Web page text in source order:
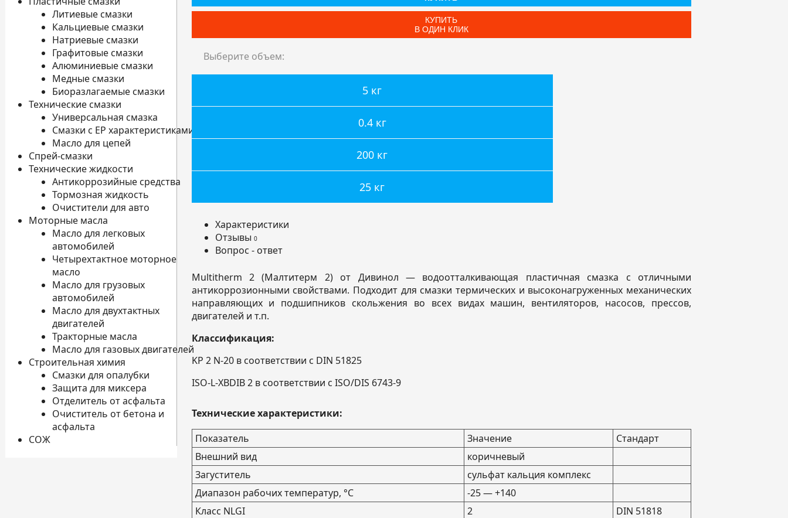
Литиевые смазки
Кальциевые смазки
Натриевые смазки
Графитовые смазки
Алюминиевые смазки
Медные смазки
Биоразлагаемые смазки
Технические смазки
Универсальная смазка
Смазки с EP характеристиками
Масло для цепей
Спрей-смазки
Технические жидкости
Антикоррозийные средства
Тормозная жидкость
Очистители для авто
Моторные масла
Масло для легковых
автомобилей
Четырехтактное моторное
масло
Масло для грузовых
автомобилей
Масло для двухтактных
двигателей
Тракторные масла
Масло для газовых двигателей
Строительная химия
Смазки для опалубки
Защита для миксера
Отделитель от асфальта
Очиститель от бетона и
асфальта
СОЖ
КУПИТЬ
В ОДИН КЛИК
Выберите объем:
5 кг
0.4 кг
200 кг
25 кг
Характеристики
Отзывы 0
Вопрос - ответ
Multitherm 2 (Малтитерм 2) от Дивинол — водоотталкивающая пластичная смазка с отличными
антикоррозионными свойствами. Подходит для смазки термических и высоконагруженных механических
направляющих и подшипников скольжения во всех видах машин, вентиляторов, насосов, прессов,
двигателей и т.п.
Классификация:
KP 2 N-20 в соответствии с DIN 51825
ISO-L-XBDIB 2 в соответствии с ISO/DIS 6743-9
Технические характеристики:
Показатель
Значение
Стандарт
Внешний вид
коричневый
Загуститель
сульфат кальция комплекс
Диапазон рабочих температур, °С
-25 — +140
Класс NLGI
2
DIN 51818